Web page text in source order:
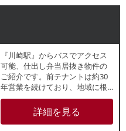
『川崎駅』からバスでアクセス
可能、仕出し弁当居抜き物件の
ご紹介です。前テナントは約30
年営業を続けており、地域に根
差した営業をお考えの方におす
すめ！厨房設備を活かした惣菜
製造・テイクアウト業態やセン
詳細を見る